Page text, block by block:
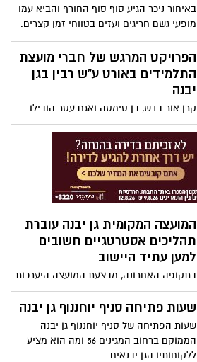
באיחור ניכר הגיע סוף סוף החורף והביא עמו
מופעי גשם חריגים ועזים בטווחי זמן קצרים.
הגשם החזק היכה ביישובים רבים. גן יבנה
ספגה כמויות גשם אדירות בתוך טווח זמן של
כשעה אשר יצרו עומס בלתי אפשרי על חלק
מהקולטנים ויצרו הצפות נקודתיות שטופלו
על ידי צוותי החירום בשטח.
הפרויקט המרגש של חברי מועצת
התלמידים באורט ע"ש רבין בגן
יבנה
קרן אור בדש, בן סימסה ואגם עטר הובילו
יוזמה חדשה בשם "להפיץ את האורט"
לאיסוף יותר מ-200 בובות פרווה למען ילדים
ממשפחות מעוטות יכולת.
המועצה המקומית גן יבנה עוברת
תהליכים אסטרטגיים חשובים
למען עתיד היישוב
בתקופה האחרונה, מבצעת המועצה היערכות
לקראת עתיד היישוב במסגרתה מתבצע
במתנ"ס גן יבנה תהליך חשוב של בניית מדד
הקהילתיות של תושבי גן יבנה אשר יהווה
בסיס לבניית תכניות עבודה עתידיות.
שעות פתיחה סניף יוחננוף גן יבנה
שעות הפתיחה של סניף יוחננוף גן יבנה
הממוקם ברחוב המגינים 56 ומה הוא מציע
ללקוחותיו הגן יבנאים.